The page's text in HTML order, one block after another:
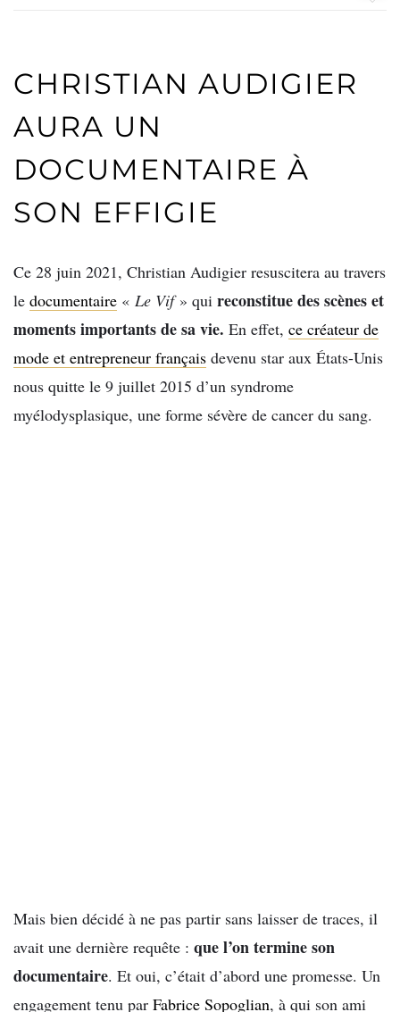
CHRISTIAN AUDIGIER
AURA UN
DOCUMENTAIRE À
SON EFFIGIE
Ce 28 juin 2021, Christian Audigier resuscitera au travers
le documentaire « Le Vif» qui reconstitue des scènes et
moments importants de sa vie. En effet, ce créateur de
mode et entrepreneur français devenu star aux États-Unis
nous quitte le 9 juillet 2015 d’un syndrome
myélodysplasique, une forme sévère de cancer du sang.
Mais bien décidé à ne pas partir sans laisser de traces, il
avait une dernière requête : que l’on termine son
documentaire. Et oui, c’était d’abord une promesse. Un
engagement tenu par Fabrice Sopoglian, à qui son ami